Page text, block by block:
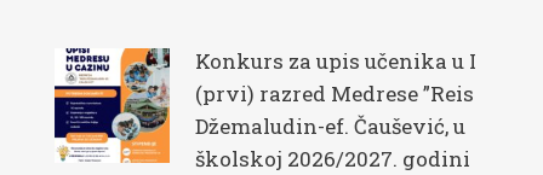
Konkurs za upis učenika u I
(prvi) razred Medrese ”Reis
Džemaludin-ef. Čaušević, u
školskoj 2026/2027. godini